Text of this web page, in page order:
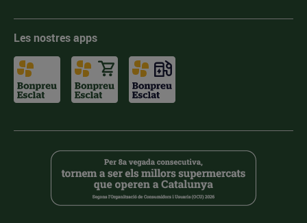
Les nostres apps